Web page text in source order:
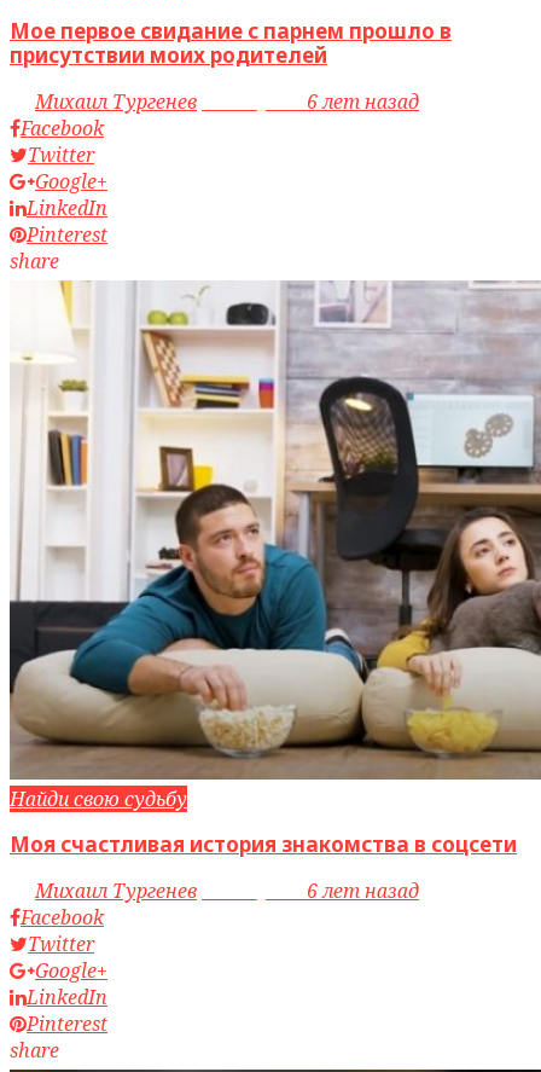
Мое первое свидание с парнем прошло в
присутствии моих родителей
byМихаил Тургенев
6 лет назад
Facebook
Twitter
Google+
LinkedIn
Pinterest
share
Найди свою судьбу
Моя счастливая история знакомства в соцсети
byМихаил Тургенев
6 лет назад
Facebook
Twitter
Google+
LinkedIn
Pinterest
share